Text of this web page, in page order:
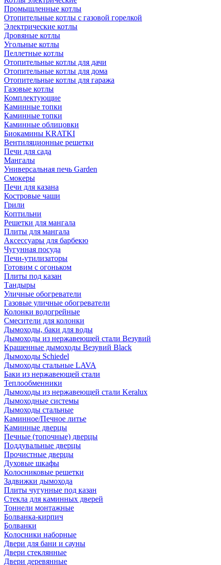
Промышленные котлы
Отопительные котлы с газовой горелкой
Электрические котлы
Дровяные котлы
Угольные котлы
Пеллетные котлы
Отопительные котлы для дачи
Отопительные котлы для дома
Отопительные котлы для гаража
Газовые котлы
Комплектующие
Каминные топки
Каминные топки
Каминные облицовки
Биокамины KRATKI
Вентиляционные решетки
Печи для сада
Мангалы
Универсальная печь Garden
Смокеры
Печи для казана
Костровые чаши
Грили
Коптильни
Решетки для мангала
Плиты для мангала
Аксессуары для барбекю
Чугунная посуда
Печи-утилизаторы
Готовим с огоньком
Плиты под казан
Тандыры
Уличные обогреватели
Газовые уличные обогреватели
Колонки водогрейные
Смесители для колонки
Дымоходы, баки для воды
Дымоходы из нержавеющей стали Везувий
Крашенные дымоходы Везувий Black
Дымоходы Schiedel
Дымоходы стальные LAVA
Баки из нержавеющей стали
Теплообменники
Дымоходы из нержавеющей стали Keralux
Дымоходные системы
Дымоходы стальные
Каминное/Печное литье
Каминные дверцы
Печные (топочные) дверцы
Поддувальные дверцы
Прочистные дверцы
Духовые шкафы
Колосниковые решетки
Задвижки дымохода
Плиты чугунные под казан
Стекла для каминных дверей
Тоннели монтажные
Болванка-кирпич
Болванки
Колосники наборные
Двери для бани и сауны
Двери стеклянные
Двери деревянные